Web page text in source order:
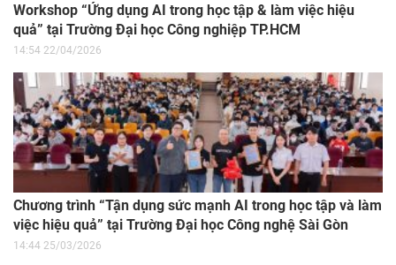
Workshop “Ứng dụng AI trong học tập & làm việc hiệu
quả” tại Trường Đại học Công nghiệp TP.HCM
14:54 22/04/2026
Chương trình “Tận dụng sức mạnh AI trong học tập và làm
việc hiệu quả” tại Trường Đại học Công nghệ Sài Gòn
14:44 25/03/2026